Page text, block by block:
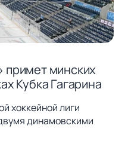
минских
Кубка Гагарина
хоккейной лиги
динамовскими